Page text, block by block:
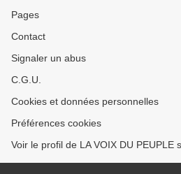
Pages
Contact
Signaler un abus
C.G.U.
Cookies et données personnelles
Préférences cookies
Voir le profil de LA VOIX DU PEUPLE